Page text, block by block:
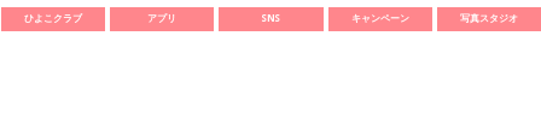
ひよこクラブ アプリ SNS キャンペーン 写真スタジオ